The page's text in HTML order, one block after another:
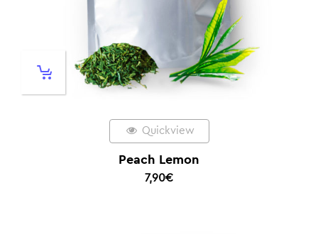
Quickview
Peach Lemon
7,90€